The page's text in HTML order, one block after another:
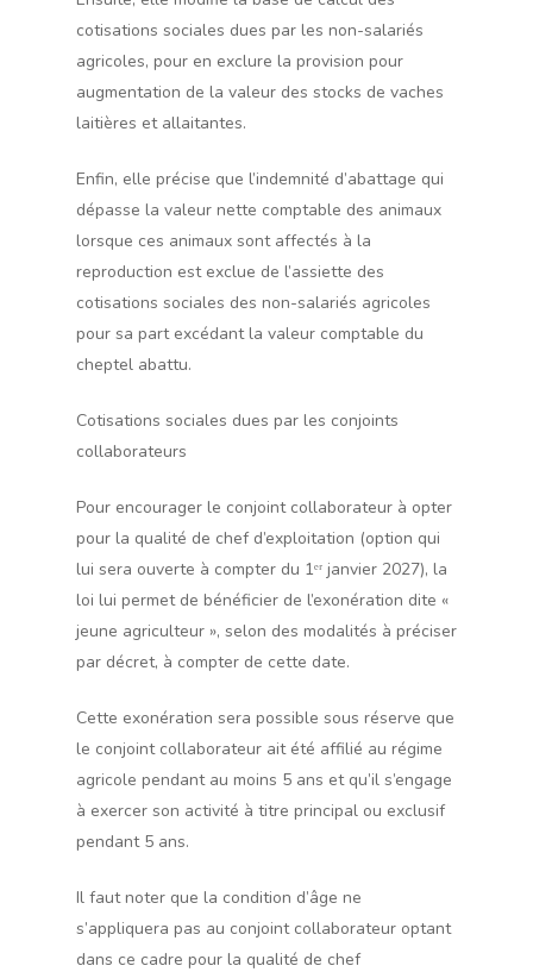
cotisations sociales dues par les non-salariés
agricoles, pour en exclure la provision pour
augmentation de la valeur des stocks de vaches
laitières et allaitantes.
Enfin, elle précise que l’indemnité d’abattage qui
dépasse la valeur nette comptable des animaux
lorsque ces animaux sont affectés à la
reproduction est exclue de l’assiette des
cotisations sociales des non-salariés agricoles
pour sa part excédant la valeur comptable du
cheptel abattu.
Cotisations sociales dues par les conjoints
collaborateurs
Pour encourager le conjoint collaborateur à opter
pour la qualité de chef d’exploitation (option qui
lui sera ouverte à compter du 1ᵉʳ janvier 2027), la
loi lui permet de bénéficier de l’exonération dite «
jeune agriculteur », selon des modalités à préciser
par décret, à compter de cette date.
Cette exonération sera possible sous réserve que
le conjoint collaborateur ait été affilié au régime
agricole pendant au moins 5 ans et qu’il s’engage
à exercer son activité à titre principal ou exclusif
pendant 5 ans.
Il faut noter que la condition d’âge ne
s’appliquera pas au conjoint collaborateur optant
dans ce cadre pour la qualité de chef